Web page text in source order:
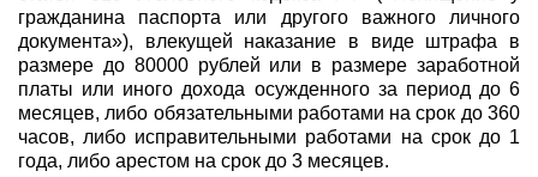
гражданина паспорта или другого важного личного
документа»), влекущей наказание в виде штрафа в
размере до 80000 рублей или в размере заработной
платы или иного дохода осужденного за период до 6
месяцев, либо обязательными работами на срок до 360
часов, либо исправительными работами на срок до 1
года, либо арестом на срок до 3 месяцев.